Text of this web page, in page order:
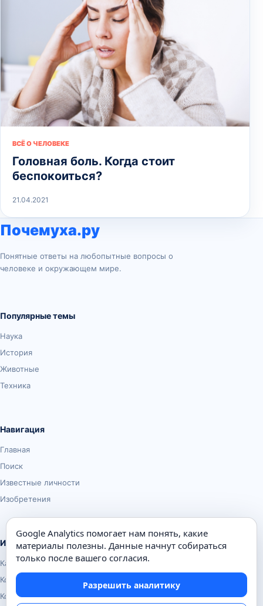
ВСЁ О ЧЕЛОВЕКЕ
Головная боль. Когда стоит
беспокоиться?
21.04.2021
Почемуха.ру
Понятные ответы на любопытные вопросы о
человеке и окружающем мире.
Популярные темы
Наука
История
Животные
Техника
Навигация
Главная
Поиск
Известные личности
Изобретения
Информация
Карта сайта
Контакты
Конфиденциальность
Google Analytics помогает нам понять, какие
материалы полезны. Данные начнут собираться
только после вашего согласия.
Разрешить аналитику